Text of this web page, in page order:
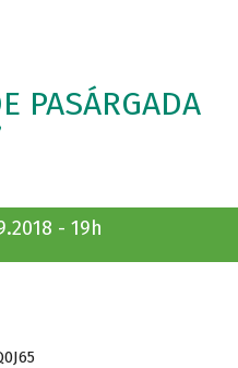
PASÁRGADA
- 19h